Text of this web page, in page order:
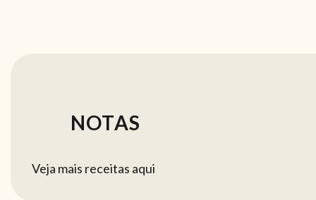
NOTAS
Veja mais receitas aqui